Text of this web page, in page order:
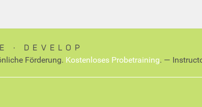
∙ DEVELOP
Förderung. Kostenloses Probetraining. —